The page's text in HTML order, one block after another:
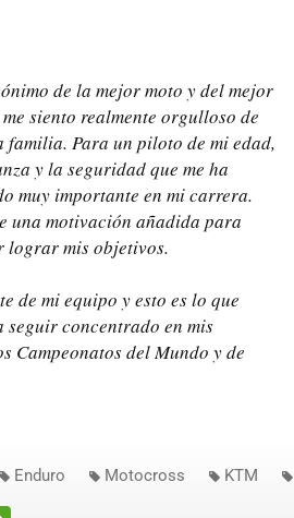
de la mejor moto y del mejor
siento realmente orgulloso de
familia. Para un piloto de mi edad,
y la seguridad que me ha
muy importante en mi carrera.
una motivación añadida para
lograr mis objetivos.
de mi equipo y esto es lo que
concentrado en mis
Campeonatos del Mundo y de
Enduro Motocross KTM